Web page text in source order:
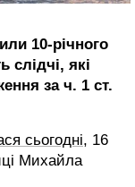
10-річного
які
за ч. 1 ст.
сьогодні, 16
Михайла